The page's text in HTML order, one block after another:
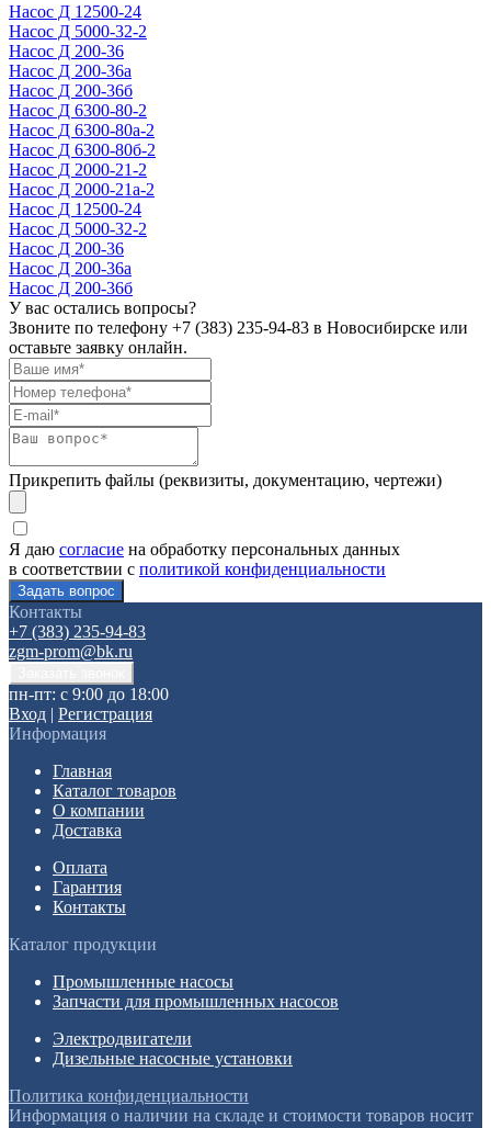
Насос Д 12500-24
Насос Д 5000-32-2
Насос Д 200-36
Насос Д 200-36а
Насос Д 200-36б
Насос Д 6300-80-2
Насос Д 6300-80а-2
Насос Д 6300-80б-2
Насос Д 2000-21-2
Насос Д 2000-21а-2
Насос Д 12500-24
Насос Д 5000-32-2
Насос Д 200-36
Насос Д 200-36а
Насос Д 200-36б
У вас остались вопросы?
Звоните по телефону +7 (383) 235-94-83 в Новосибирске или
оставьте заявку онлайн.
Прикрепить файлы (реквизиты, документацию, чертежи)
Я даю согласие на обработку персональных данных
в соответствии с политикой конфиденциальности
Контакты
+7 (383) 235-94-83
zgm-prom@bk.ru
пн-пт: с 9:00 до 18:00
Вход | Регистрация
Информация
Главная
Каталог товаров
О компании
Доставка
Оплата
Гарантия
Контакты
Каталог продукции
Промышленные насосы
Запчасти для промышленных насосов
Электродвигатели
Дизельные насосные установки
Политика конфиденциальности
Информация о наличии на складе и стоимости товаров носит